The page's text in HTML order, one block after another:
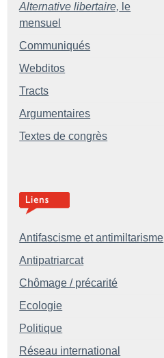
Alternative libertaire, le
mensuel
Communiqués
Webditos
Tracts
Argumentaires
Textes de congrès
Antifascisme et antimiltarisme
Antipatriarcat
Chômage / précarité
Ecologie
Politique
Réseau international